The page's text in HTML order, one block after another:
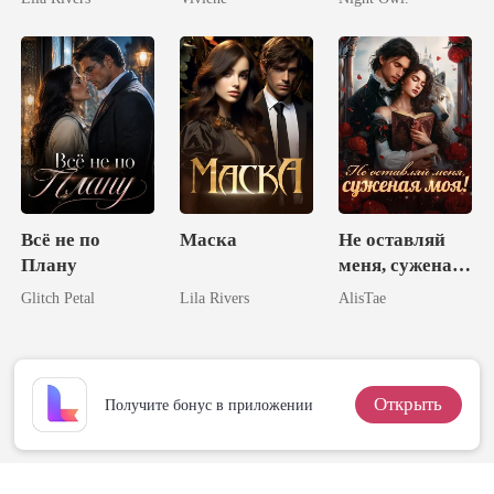
Роман
Миллиардера)
Всё не по
Плану
Glitch Petal
Маска
Lila Rivers
Не оставляй
меня, суженая
моя!
AlisTae
Получите бонус в приложении Открыть